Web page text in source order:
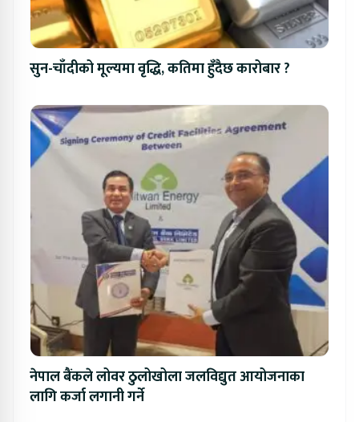
सुन-चाँदीको मूल्यमा वृद्धि, कतिमा हुँदैछ कारोबार ?
नेपाल बैंकले लोवर ठुलोखोला जलविद्युत आयोजनाका
लागि कर्जा लगानी गर्ने